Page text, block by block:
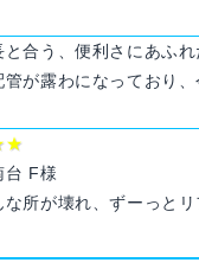
合う、便利さにあふ
が露わになっており
台 F様
所が壊れ、ずーっと